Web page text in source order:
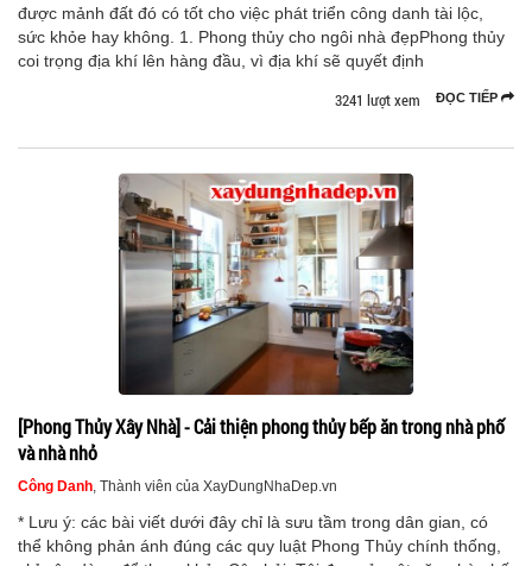
được mảnh đất đó có tốt cho việc phát triển công danh tài lộc,
sức khỏe hay không. 1. Phong thủy cho ngôi nhà đẹpPhong thủy
coi trọng địa khí lên hàng đầu, vì địa khí sẽ quyết định
ĐỌC TIẾP
3241 lượt xem
[Phong Thủy Xây Nhà] - Cải thiện phong thủy bếp ăn trong nhà phố
và nhà nhỏ
Công Danh, Thành viên của XayDungNhaDep.vn
* Lưu ý: các bài viết dưới đây chỉ là sưu tầm trong dân gian, có
thể không phản ánh đúng các quy luật Phong Thủy chính thống,